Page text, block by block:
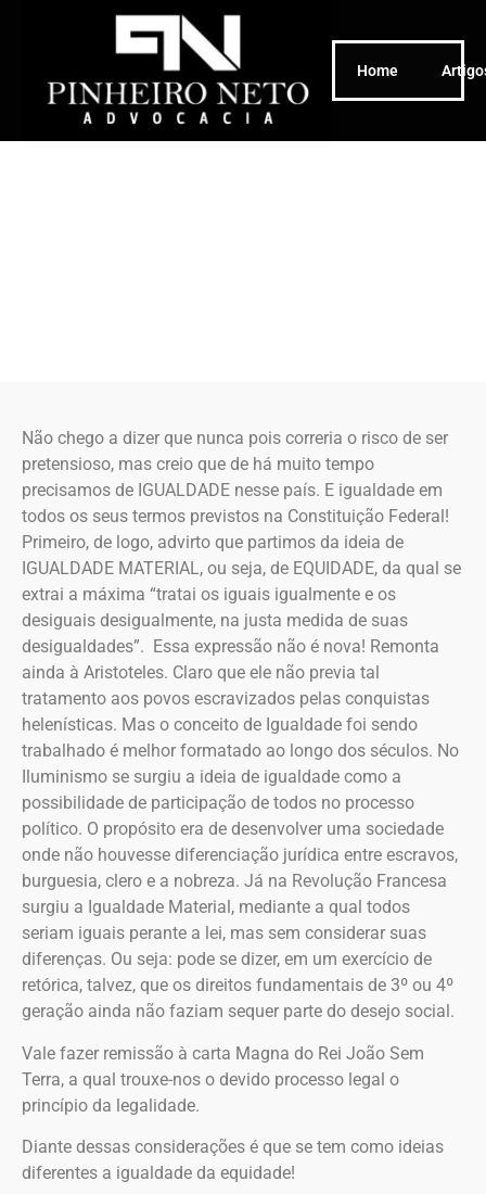
Home
Não chego a dizer que nunca pois correria o risco de ser
pretensioso, mas creio que de há muito tempo
precisamos de IGUALDADE nesse país. E igualdade em
todos os seus termos previstos na Constituição Federal!
Primeiro, de logo, advirto que partimos da ideia de
IGUALDADE MATERIAL, ou seja, de EQUIDADE, da qual se
extrai a máxima “tratai os iguais igualmente e os
desiguais desigualmente, na justa medida de suas
desigualdades”. Essa expressão não é nova! Remonta
ainda à Aristoteles. Claro que ele não previa tal
tratamento aos povos escravizados pelas conquistas
helenísticas. Mas o conceito de Igualdade foi sendo
trabalhado é melhor formatado ao longo dos séculos. No
Iluminismo se surgiu a ideia de igualdade como a
possibilidade de participação de todos no processo
político. O propósito era de desenvolver uma sociedade
onde não houvesse diferenciação jurídica entre escravos,
burguesia, clero e a nobreza. Já na Revolução Francesa
surgiu a Igualdade Material, mediante a qual todos
seriam iguais perante a lei, mas sem considerar suas
diferenças. Ou seja: pode se dizer, em um exercício de
retórica, talvez, que os direitos fundamentais de 3º ou 4º
geração ainda não faziam sequer parte do desejo social.
Vale fazer remissão à carta Magna do Rei João Sem
Terra, a qual trouxe-nos o devido processo legal o
princípio da legalidade.
Diante dessas considerações é que se tem como ideias
diferentes a igualdade da equidade!